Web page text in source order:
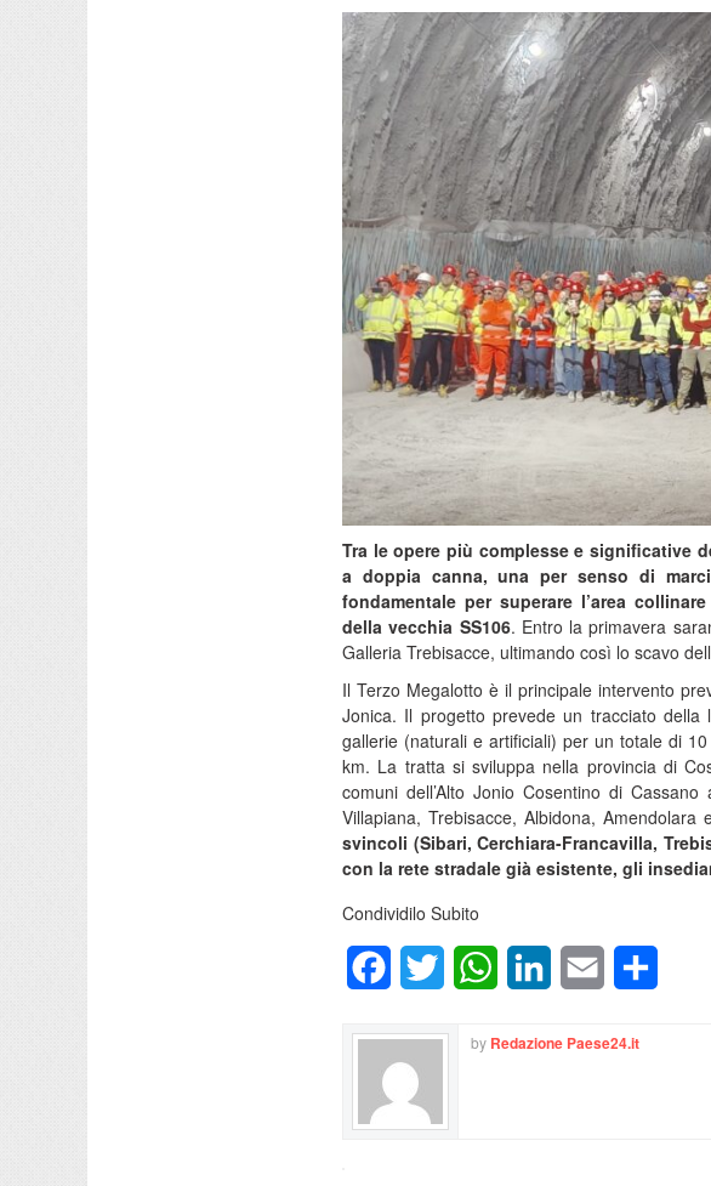
Tra le opere più complesse e significative
a doppia canna, una per senso di
fondamentale per superare l’area
della vecchia SS106. Entro la primavera
Galleria Trebisacce, ultimando così lo scavo
Il Terzo Megalotto è il principale intervento
Jonica. Il progetto prevede un tracciato
gallerie (naturali e artificiali) per un totale di
km. La tratta si sviluppa nella provincia di
comuni dell’Alto Jonio Cosentino di
Villapiana, Trebisacce, Albidona, Amendolara
svincoli (Sibari, Cerchiara-Francavilla,
con la rete stradale già esistente, gli
Condividilo Subito
FacebookTwitter WhatsAppLinkedInEmail
by Redazione Paese24.it